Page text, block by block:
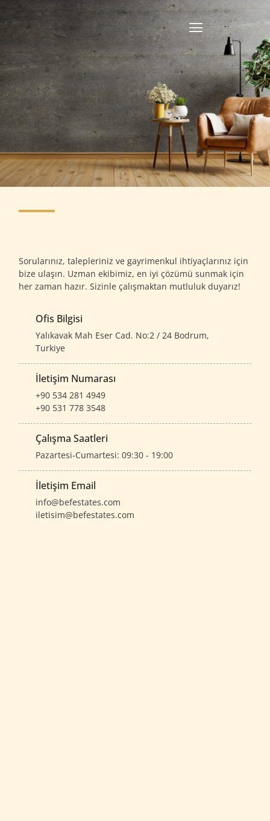
Sorularınız, talepleriniz ve gayrimenkul ihtiyaçlarınız için
bize ulaşın. Uzman ekibimiz, en iyi çözümü sunmak için
her zaman hazır. Sizinle çalışmaktan mutluluk duyarız!
Ofis Bilgisi
Yalıkavak Mah Eser Cad. No:2 / 24 Bodrum,
Turkiye
İletişim Numarası
+90 534 281 4949
+90 531 778 3548
Çalışma Saatleri
Pazartesi-Cumartesi: 09:30 - 19:00
İletişim Email
info@befestates.com
iletisim@befestates.com